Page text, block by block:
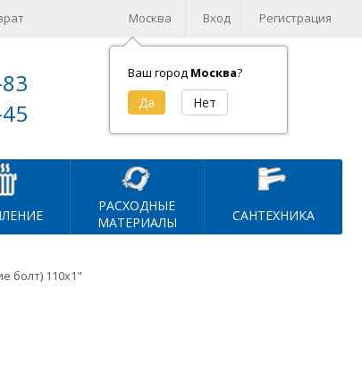
Москва
Ваш город Москва?
Вход Регистрация
Корзина (
на сумму
РАСХОДНЫЕ
МАТЕРИАЛЫ
САНТЕХНИКА
болт) 110х1"